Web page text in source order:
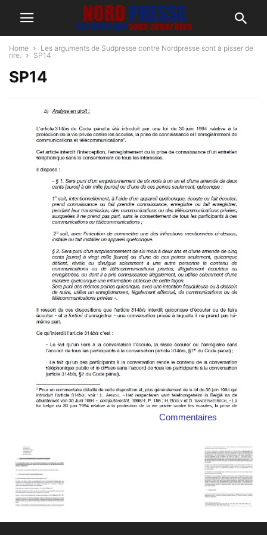
Home
Les arguments de Sudpresse contre Nordpresse sont à pisser de
rire.
SP14
SP14
Commentaires